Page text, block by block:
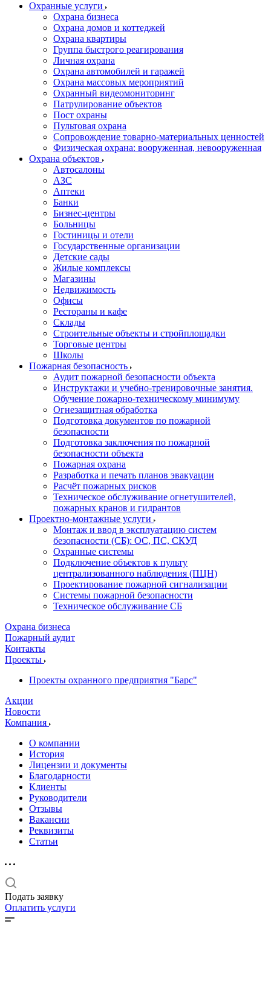
Охранные услуги
Охрана бизнеса
Охрана домов и коттеджей
Охрана квартиры
Группа быстрого реагирования
Личная охрана
Охрана автомобилей и гаражей
Охрана массовых мероприятий
Охранный видеомониторинг
Патрулирование объектов
Пост охраны
Пультовая охрана
Сопровождение товарно-материальных ценностей
Физическая охрана: вооруженная, невооруженная
Охрана объектов
Автосалоны
АЗС
Аптеки
Банки
Бизнес-центры
Больницы
Гостиницы и отели
Государственные организации
Детские сады
Жилые комплексы
Магазины
Недвижимость
Офисы
Рестораны и кафе
Склады
Строительные объекты и стройплощадки
Торговые центры
Школы
Пожарная безопасность
Аудит пожарной безопасности объекта
Инструктажи и учебно-тренировочные занятия.
Обучение пожарно-техническому минимуму
Огнезащитная обработка
Подготовка документов по пожарной
безопасности
Подготовка заключения по пожарной
безопасности объекта
Пожарная охрана
Разработка и печать планов эвакуации
Расчёт пожарных рисков
Техническое обслуживание огнетушителей,
пожарных кранов и гидрантов
Проектно-монтажные услуги
Монтаж и ввод в эксплуатацию систем
безопасности (СБ): ОС, ПС, СКУД
Охранные системы
Подключение объектов к пульту
централизованного наблюдения (ПЦН)
Проектирование пожарной сигнализации
Системы пожарной безопасности
Техническое обслуживание СБ
Охрана бизнеса
Пожарный аудит
Контакты
Проекты
Проекты охранного предприятия "Барс"
Акции
Новости
Компания
О компании
История
Лицензии и документы
Благодарности
Клиенты
Руководители
Отзывы
Вакансии
Реквизиты
Статьи
Подать заявку
Оплатить услуги